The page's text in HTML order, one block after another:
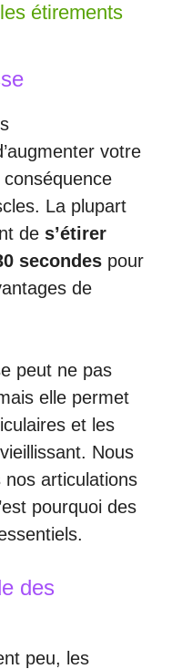
étirements
votre
La plupart
de s’étirer
secondes pour
de
peut ne pas
elle permet
et les
Nous
articulations
pourquoi des
des
peu, les